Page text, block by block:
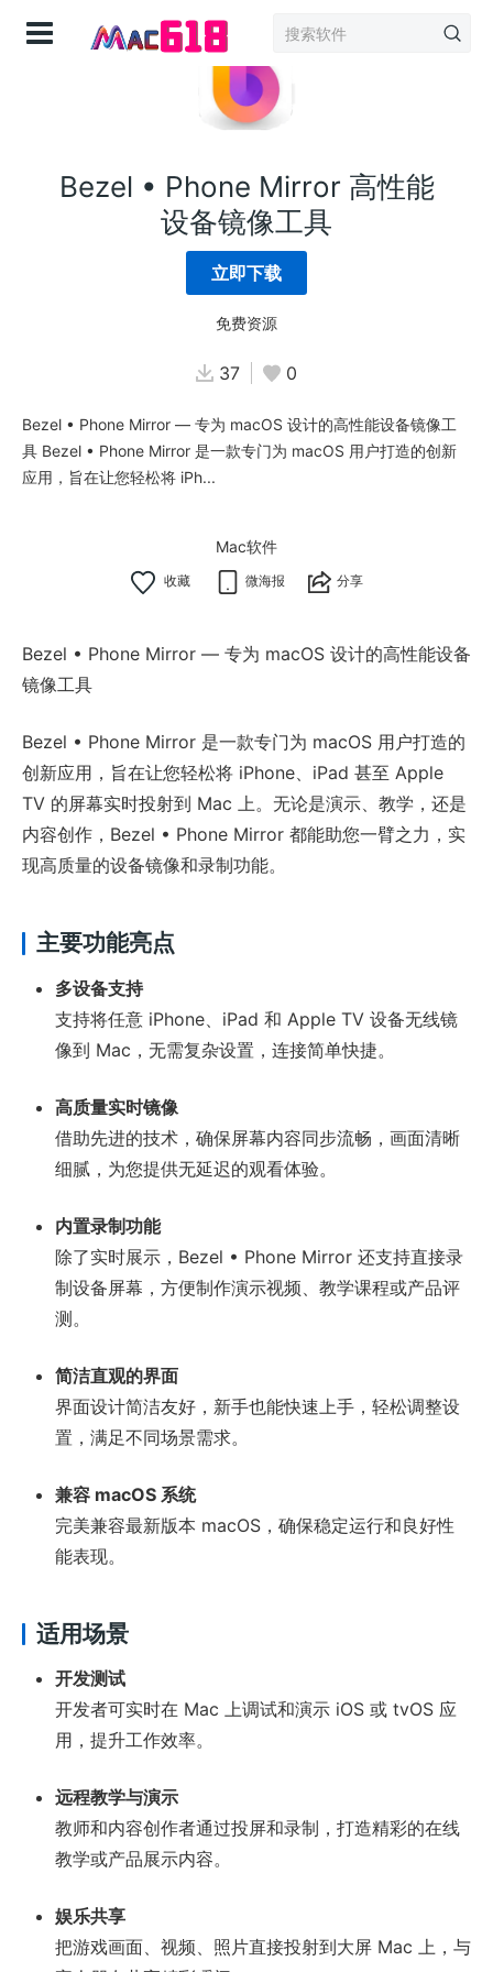
Bezel • Phone Mirror 高性能
设备镜像工具
立即下载
免费资源
37 0
Bezel • Phone Mirror — 专为 macOS 设计的高性能设备镜像工
具 Bezel • Phone Mirror 是一款专门为 macOS 用户打造的创新
应用，旨在让您轻松将 iPh...
Mac软件
微海报 分享
Bezel • Phone Mirror — 专为 macOS 设计的高性能设备
镜像工具
Bezel • Phone Mirror 是一款专门为 macOS 用户打造的
创新应用，旨在让您轻松将 iPhone、iPad 甚至 Apple
TV 的屏幕实时投射到 Mac 上。无论是演示、教学，还是
内容创作，Bezel • Phone Mirror 都能助您一臂之力，实
现高质量的设备镜像和录制功能。
主要功能亮点
多设备支持
支持将任意 iPhone、iPad 和 Apple TV 设备无线镜
像到 Mac，无需复杂设置，连接简单快捷。
高质量实时镜像
借助先进的技术，确保屏幕内容同步流畅，画面清晰
细腻，为您提供无延迟的观看体验。
内置录制功能
除了实时展示，Bezel • Phone Mirror 还支持直接录
制设备屏幕，方便制作演示视频、教学课程或产品评
测。
简洁直观的界面
界面设计简洁友好，新手也能快速上手，轻松调整设
置，满足不同场景需求。
兼容 macOS 系统
完美兼容最新版本 macOS，确保稳定运行和良好性
能表现。
适用场景
开发测试
开发者可实时在 Mac 上调试和演示 iOS 或 tvOS 应
用，提升工作效率。
远程教学与演示
教师和内容创作者通过投屏和录制，打造精彩的在线
教学或产品展示内容。
娱乐共享
把游戏画面、视频、照片直接投射到大屏 Mac 上，与